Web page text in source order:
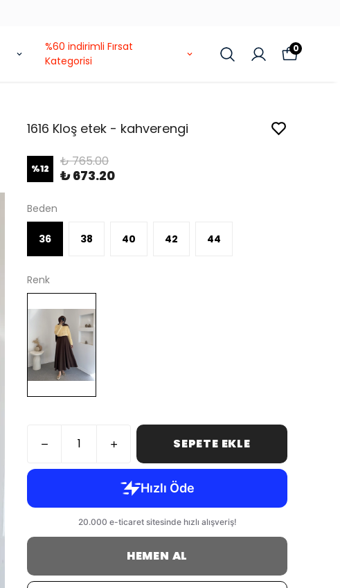
%60 indirimli Fırsat
Kategorisi
0
1616 Kloş etek - kahverengi
%12 ₺ 765.00
₺ 673.20
Beden
36 38 40 42 44
Renk
SEPETE EKLE
HEMEN AL